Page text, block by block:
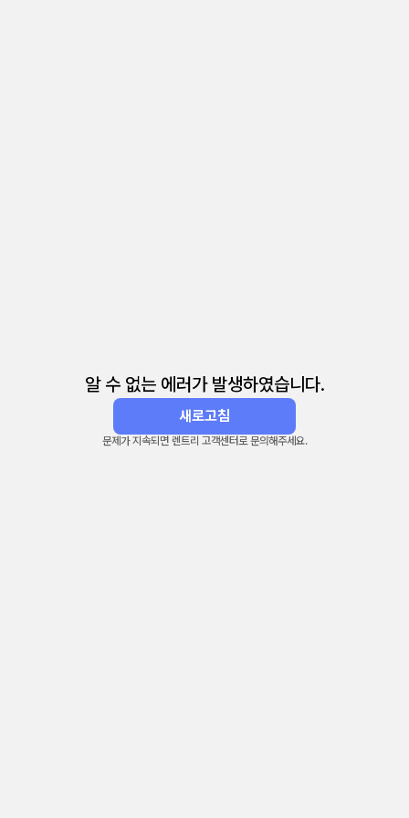
알 수 없는 에러가 발생하였습니다.
새로고침
문제가 지속되면 렌트리 고객센터로 문의해주세요.